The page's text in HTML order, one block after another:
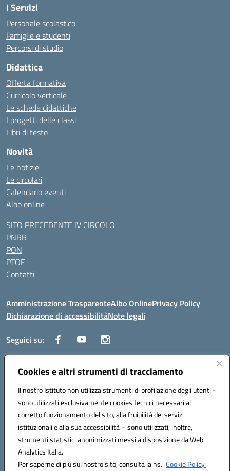
Cookies e altri strumenti di tracciamento
Il nostro Istituto non utilizza strumenti di profilazione degli utenti -
sono utilizzati esclusivamente cookies tecnici necessari al
corretto funzionamento del sito, alla fruibilità dei servizi
istituzionali e alla sua accessibilità – sono utilizzati, inoltre,
strumenti statistici anonimizzati messi a disposizione da Web
Analytics Italia.
Per saperne di più sul nostro sito, consulta la ns. Cookie Policy.
I Servizi
Personale scolastico
Famiglie e studenti
Percorsi di studio
Didattica
Offerta formativa
Curricolo verticale
Le schede didattiche
I progetti delle classi
Libri di testo
Novità
Le notizie
Le circolari
Calendario eventi
Albo online
SITO PRECEDENTE IV CIRCOLO
PNRR
PON
PTOF
Contatti
Amministrazione TrasparenteAlbo OnlinePrivacy Policy
Dichiarazione di accessibilitàNote legali
Seguici su:
Traversa Fondo d'Orto n.19B - Cap 80053 - Castellammare di Stabia
(NA) - Tel. 0818701043 - Mail: naic847006@istruzione.it - PEC:
Codice meccanografico: NAIC847006 - Codice iPA: istsc_naic847006 -
C.F. 82009060631 - Codice univoco fatturazione elettronica (CUF):
UFUAUC
Hosting & Powered by 3D Solution S.r.l.